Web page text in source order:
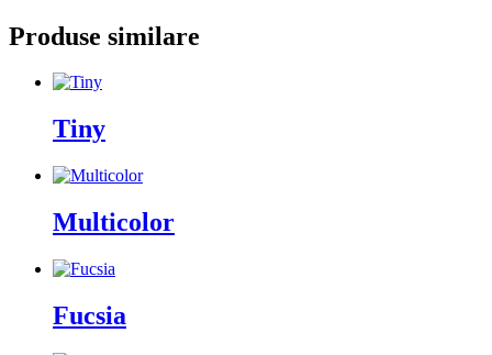
Produse similare
Tiny
Multicolor
Fucsia